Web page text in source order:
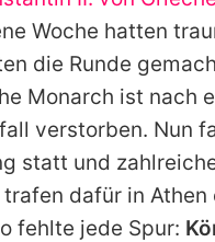
Utiq verwalten
Woche hatten
die Runde
Monarch ist nach
verstorben. Nun
statt und
dafür in Athen
fehlte jede Spur: